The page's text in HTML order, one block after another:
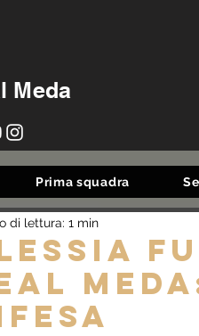
Meda
Prima squadra
di lettura: 1 min